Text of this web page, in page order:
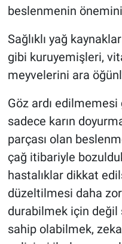
beslenmenin önemini
Sağlıklı yağ
gibi kuruyemişleri,
meyvelerini ara
Göz ardı
sadece karın
parçası olan
çağ itibariyle
hastalıklar dikkat
düzeltilmesi daha
durabilmek için değil
sahip olabilmek,